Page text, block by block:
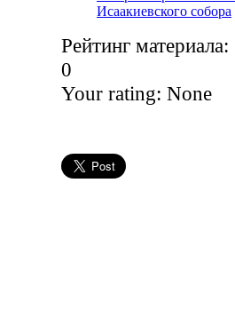
Исаакиевского собора
Рейтинг материала:
0
Your rating: None